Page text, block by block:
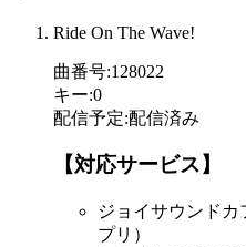
Ride On The Wave!
曲番号:128022
キー:0
配信予定:配信済み
【対応サービス】
ジョイサウンドカ
プリ）